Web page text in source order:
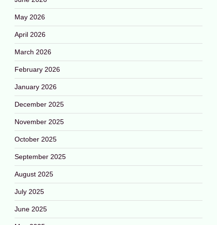
May 2026
April 2026
March 2026
February 2026
January 2026
December 2025
November 2025
October 2025
September 2025
August 2025
July 2025
June 2025